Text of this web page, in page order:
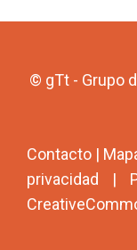
© gTt - Grupo
Contacto |
privacidad |